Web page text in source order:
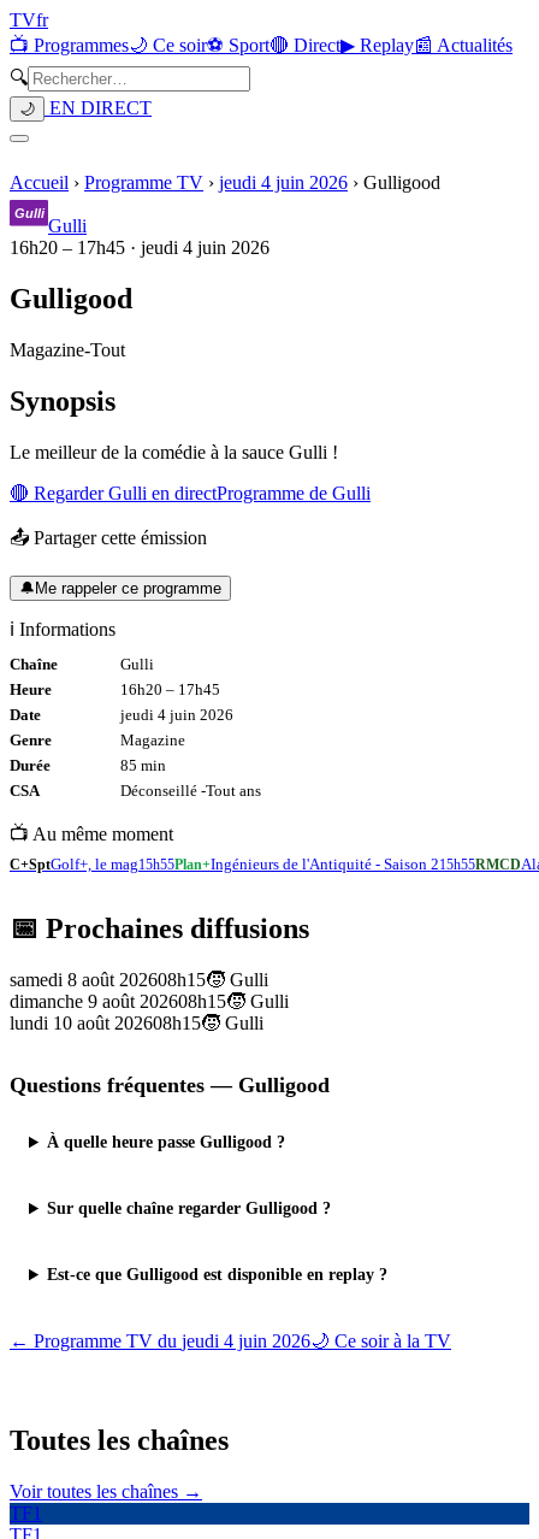
TVfr
📺 Programmes🌙 Ce soir⚽ Sport🔴 Direct▶ Replay📰 Actualités
🔍
🌙 EN DIRECT
Accueil › Programme TV › jeudi 4 juin 2026 › Gulligood
Gulli
16h20 – 17h45 · jeudi 4 juin 2026
Gulligood
Magazine-Tout
Synopsis
Le meilleur de la comédie à la sauce Gulli !
🔴 RegarderGulli en directProgramme de Gulli
📤 Partager cette émission
🔔Me rappeler ce programme
ℹ️ Informations
Chaîne
Gulli
Heure
16h20 – 17h45
Date
jeudi 4 juin 2026
Genre
Magazine
Durée
85 min
CSA
Déconseillé -Tout ans
📺 Au même moment
C+SptGolf+, le mag15h55Plan+Ingénieurs de l'Antiquité - Saison 215h55RMCD
📅 Prochaines diffusions
samedi 8 août 202608h15🧒 Gulli
dimanche 9 août 202608h15🧒 Gulli
lundi 10 août 202608h15🧒 Gulli
Questions fréquentes — Gulligood
À quelle heure passe Gulligood ?
Sur quelle chaîne regarder Gulligood ?
Est-ce que Gulligood est disponible en replay ?
← Programme TV du jeudi 4 juin 2026🌙 Ce soir à la TV
Toutes les chaînes
Voir toutes les chaînes →
TF1